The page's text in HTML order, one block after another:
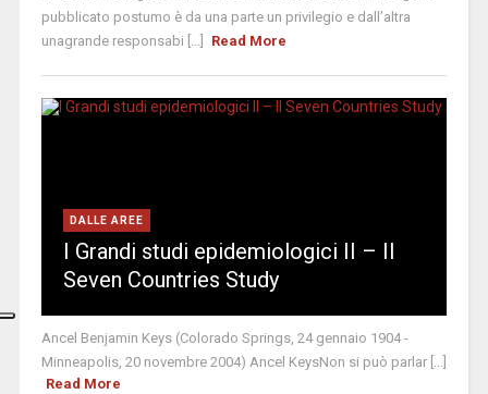
pubblicato postumo è da una parte un privilegio e dall’altra
unagrande responsabi [...]
Read More
DALLE AREE
I Grandi studi epidemiologici II – Il
Seven Countries Study
Ancel Benjamin Keys (Colorado Springs, 24 gennaio 1904 -
Minneapolis, 20 novembre 2004) Ancel KeysNon si può parlar [...]
Read More